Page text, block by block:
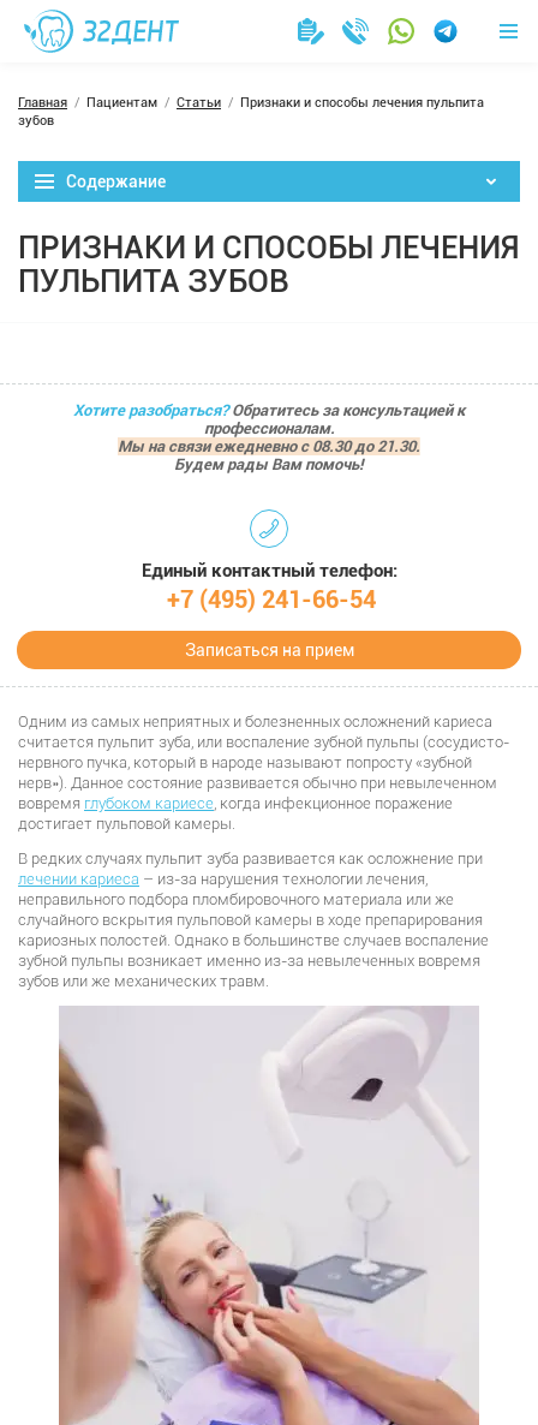
Главная Пациентам Статьи
Признаки и способы лечения пульпита
зубов
Содержание
ПРИЗНАКИ И СПОСОБЫ ЛЕЧЕНИЯ
ПУЛЬПИТА ЗУБОВ
Хотите разобраться?Обратитесь за консультацией к
профессионалам.
Мы на связи ежедневно с 08.30 до 21.30.
Будем рады Вам помочь!
Единый контактный телефон:
+7 (495) 241-66-54
Записаться на прием
Одним из самых неприятных и болезненных осложнений кариеса
считается пульпит зуба, или воспаление зубной пульпы (сосудисто-
нервного пучка, который в народе называют попросту «зубной
нерв»). Данное состояние развивается обычно при невылеченном
вовремя глубоком кариесе, когда инфекционное поражение
достигает пульповой камеры.
В редких случаях пульпит зуба развивается как осложнение при
лечении кариеса – из-за нарушения технологии лечения,
неправильного подбора пломбировочного материала или же
случайного вскрытия пульповой камеры в ходе препарирования
кариозных полостей. Однако в большинстве случаев воспаление
зубной пульпы возникает именно из-за невылеченных вовремя
зубов или же механических травм.